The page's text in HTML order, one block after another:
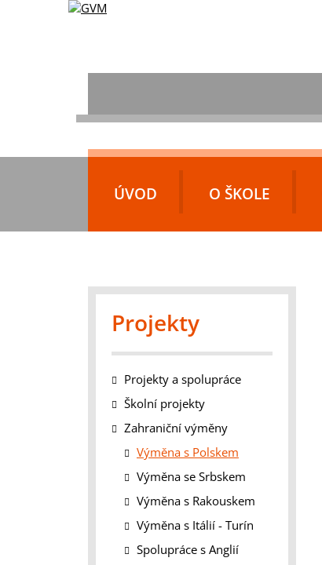
ÚVOD O ŠKOLE
Projekty
Projekty a spolupráce
Školní projekty
Zahraniční výměny
Výměna s Polskem
Výměna se Srbskem
Výměna s Rakouskem
Výměna s Itálií - Turín
Spolupráce s Anglií